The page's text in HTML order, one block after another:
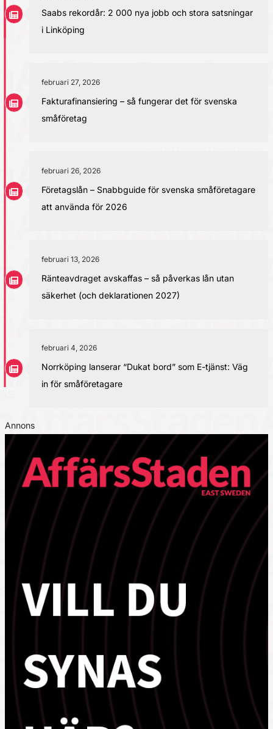
Saabs rekordår: 2 000 nya jobb och stora satsningar
i Linköping
februari 27, 2026
Fakturafinansiering – så fungerar det för svenska
småföretag
februari 26, 2026
Företagslån – Snabbguide för svenska småföretagare
att använda för 2026
februari 13, 2026
Ränteavdraget avskaffas – så påverkas lån utan
säkerhet (och deklarationen 2027)
februari 4, 2026
Norrköping lanserar “Dukat bord” som E-tjänst: Väg
in för småföretagare
Annons